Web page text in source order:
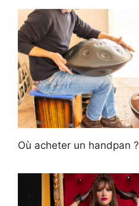
Où acheter un handpan ?